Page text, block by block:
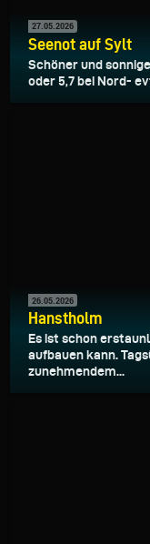
27.05.2026
Seenot auf Sylt
Schöner und
oder 5,7 bei Nord-
26.05.2026
Hanstholm
Es ist schon
aufbauen kann.
zunehmendem...